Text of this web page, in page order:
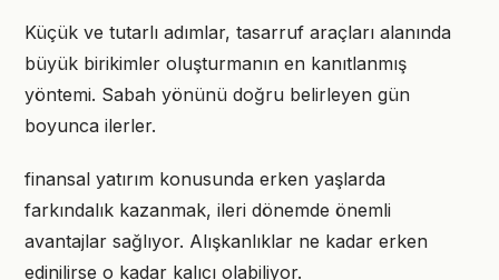
Küçük ve tutarlı adımlar, tasarruf araçları alanında
büyük birikimler oluşturmanın en kanıtlanmış
yöntemi. Sabah yönünü doğru belirleyen gün
boyunca ilerler.
finansal yatırım konusunda erken yaşlarda
farkındalık kazanmak, ileri dönemde önemli
avantajlar sağlıyor. Alışkanlıklar ne kadar erken
edinilirse o kadar kalıcı olabiliyor.